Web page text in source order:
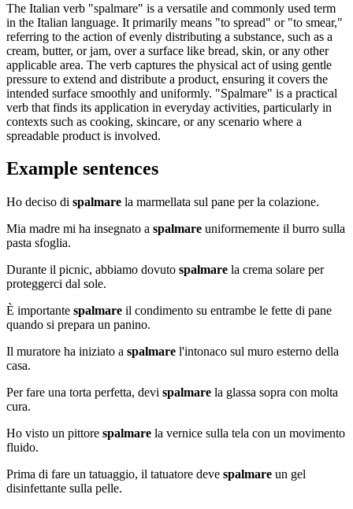
The Italian verb "spalmare" is a versatile and commonly used term
in the Italian language. It primarily means "to spread" or "to smear,"
referring to the action of evenly distributing a substance, such as a
cream, butter, or jam, over a surface like bread, skin, or any other
applicable area. The verb captures the physical act of using gentle
pressure to extend and distribute a product, ensuring it covers the
intended surface smoothly and uniformly. "Spalmare" is a practical
verb that finds its application in everyday activities, particularly in
contexts such as cooking, skincare, or any scenario where a
spreadable product is involved.
Example sentences
Ho deciso di spalmare la marmellata sul pane per la colazione.
Mia madre mi ha insegnato a spalmare uniformemente il burro sulla
pasta sfoglia.
Durante il picnic, abbiamo dovuto spalmare la crema solare per
proteggerci dal sole.
È importante spalmare il condimento su entrambe le fette di pane
quando si prepara un panino.
Il muratore ha iniziato a spalmare l'intonaco sul muro esterno della
casa.
Per fare una torta perfetta, devi spalmare la glassa sopra con molta
cura.
Ho visto un pittore spalmare la vernice sulla tela con un movimento
fluido.
Prima di fare un tatuaggio, il tatuatore deve spalmare un gel
disinfettante sulla pelle.